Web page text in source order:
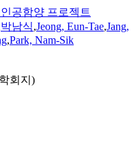
공함양 프로젝트
박남식,Jeong, Eun-Tae,Jang,
,Park, Nam-Sik
회지)